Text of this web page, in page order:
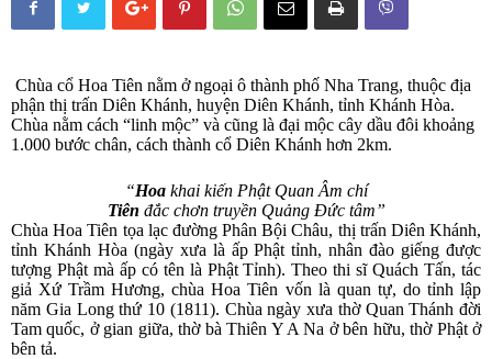
Chùa cổ Hoa Tiên nằm ở ngoại ô thành phố Nha Trang, thuộc địa
phận thị trấn Diên Khánh, huyện Diên Khánh, tỉnh Khánh Hòa.
Chùa nằm cách “linh mộc” và cũng là đại mộc cây dầu đôi khoảng
1.000 bước chân, cách thành cổ Diên Khánh hơn 2km.
“Hoakhai kiến Phật Quan Âm chí
Tiên đắc chơn truyền Quảng Đức tâm”
Chùa Hoa Tiên tọa lạc đường Phân Bội Châu, thị trấn Diên Khánh,
tỉnh Khánh Hòa (ngày xưa là ấp Phật tỉnh, nhân đào giếng được
tượng Phật mà ấp có tên là Phật Tỉnh). Theo thi sĩ Quách Tấn, tác
giả Xứ Trầm Hương, chùa Hoa Tiên vốn là quan tự, do tỉnh lập
năm Gia Long thứ 10 (1811). Chùa ngày xưa thờ Quan Thánh đời
Tam quốc, ở gian giữa, thờ bà Thiên Y A Na ở bên hữu, thờ Phật ở
bên tả.